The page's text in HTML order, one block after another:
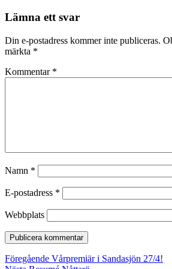
Lämna ett svar
Din e-postadress kommer inte publiceras.
märkta *
Kommentar *
Namn *
E-postadress *
Webbplats
Inläggsnavigering
Föregående Föregående
Vårpremiär i Sandasjön 27/4!